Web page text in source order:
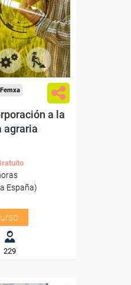
Sector
a la
agraria
España)
229